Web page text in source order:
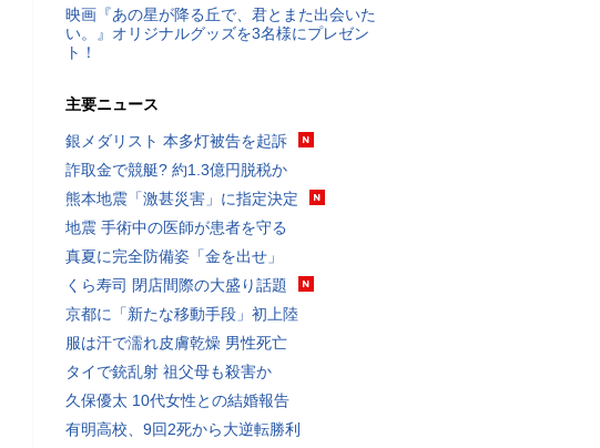
映画『あの星が降る丘で、君とまた出会いた
い。』オリジナルグッズを3名様にプレゼン
ト！
主要ニュース
銀メダリスト 本多灯被告を起訴
詐取金で競艇? 約1.3億円脱税か
熊本地震「激甚災害」に指定決定
地震 手術中の医師が患者を守る
真夏に完全防備姿「金を出せ」
くら寿司 閉店間際の大盛り話題
京都に「新たな移動手段」初上陸
服は汗で濡れ皮膚乾燥 男性死亡
タイで銃乱射 祖父母も殺害か
久保優太 10代女性との結婚報告
有明高校、9回2死から大逆転勝利